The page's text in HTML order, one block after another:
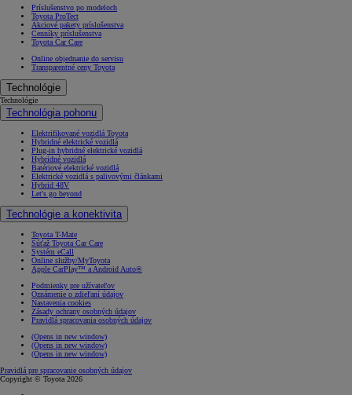
Príslušenstvo po modeloch
Toyota ProTect
Akciové pakety príslušenstva
Cenníky príslušenstva
Toyota Car Care
Online objednanie do servisu
Transparentné ceny Toyota
Technológie
Technológie
Technológia pohonu
Elektrifikované vozidlá Toyota
Hybridné elektrické vozidlá
Plug-in hybridné elektrické vozidlá
Hybridné vozidlá
Batériové elektrické vozidlá
Elektrické vozidlá s palivovými článkami
Hybrid 48V
Let's go beyond
Technológie a konektivita
Toyota T-Mate
Súťaž Toyota Car Care
Systém eCall
Online služby/MyToyota
Apple CarPlay™ a Android Auto®
Podmienky pre užívateľov
Oznámenie o zdieľaní údajov
Nastavenia cookies
Zásady ochrany osobných údajov
Pravidlá spracovania osobných údajov
(Opens in new window)
(Opens in new window)
(Opens in new window)
Pravidlá pre spracovanie osobných údajov
Copyright © Toyota 2026